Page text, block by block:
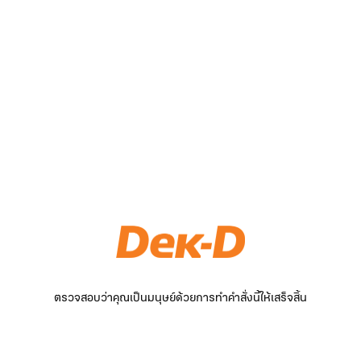
ตรวจสอบว่าคุณเป็นมนุษย์ด้วยการทำคำสั่งนี้ให้เสร็จสิ้น